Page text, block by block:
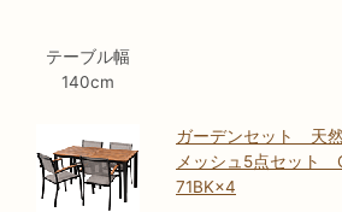
テーブル幅
140cm
ガーデンセット 天
メッシュ5点セット
71BK×4